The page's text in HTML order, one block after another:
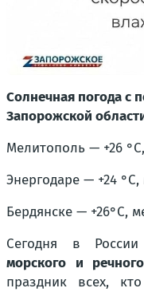
Солнечная погода с
Запорожской
Мелитополь — +26
Энергодаре — +24
Бердянске — +26°С,
Сегодня в
морского и
праздник всех,